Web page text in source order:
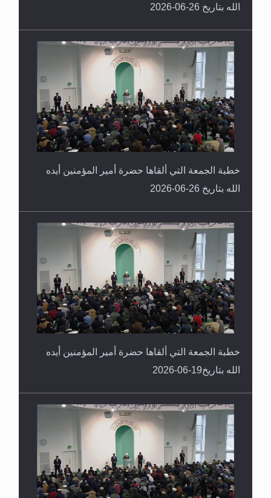
الله بتاريخ 26-06-2026
خطبة الجمعة التي ألقاها حضرة أمير المؤمنين أيده
الله بتاريخ 26-06-2026
خطبة الجمعة التي ألقاها حضرة أمير المؤمنين أيده
الله بتاريخ19-06-2026